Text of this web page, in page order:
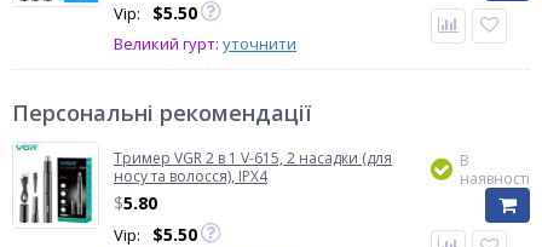
Vip: $5.50
Великий гурт: уточнити
Персональні рекомендації
Тример VGR 2 в 1 V-615, 2 насадки (для
носу та волосся), IPX4
$5.80
Vip: $5.50
В
наявності